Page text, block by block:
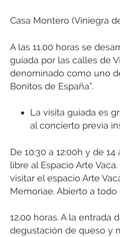
Casa Montero (Viniegra
A las 11.00 horas se
guiada por las calles de
denominado como uno
Bonitos de España”.
La visita guiada es
al concierto previa
De 10:30 a 12:00h y de 14
libre al Espacio Arte
visitar el espacio Arte
Memoriae. Abierto a todo
12.00 horas. A la entrada
degustación de queso y